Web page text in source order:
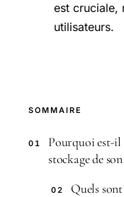
est cruciale,
utilisateurs.
SOMMAIRE
01
Pourquoi est-il
stockage de
02
Quels